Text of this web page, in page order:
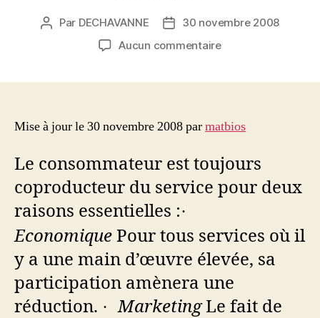
Auteur
Par DECHAVANNE
Date30 novembre 2008
Aucun commentairesur
du
Mise à jour le 30 novembre 2008 parmatbios
Le consommateur est toujours
coproducteur du service pour deux
raisons essentielles :·
Economique Pour tous services où il
y a une main d’œuvre élevée, sa
participation amènera une
réduction. · Marketing Le fait de